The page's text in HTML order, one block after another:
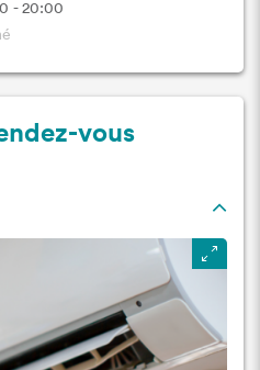
- 20:00
vous